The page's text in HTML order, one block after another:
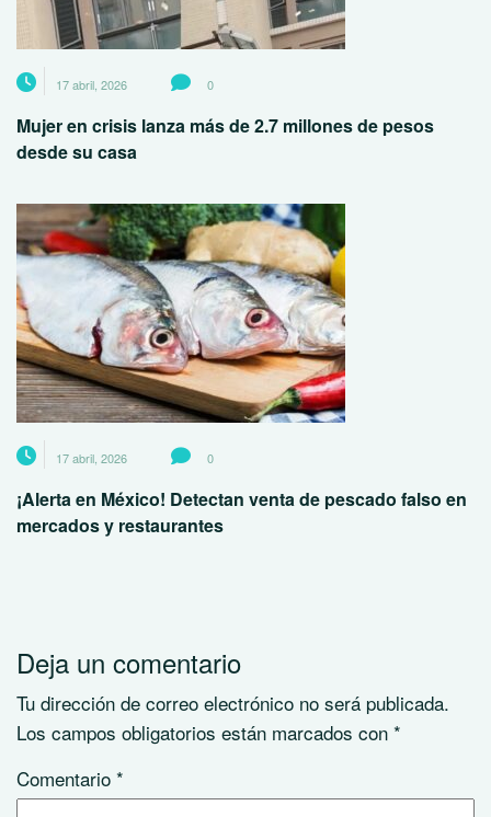
17 abril, 2026 0
Mujer en crisis lanza más de 2.7 millones de pesos
desde su casa
17 abril, 2026 0
¡Alerta en México! Detectan venta de pescado falso en
mercados y restaurantes
Deja un comentario
Tu dirección de correo electrónico no será publicada.
Los campos obligatorios están marcados con *
Comentario *